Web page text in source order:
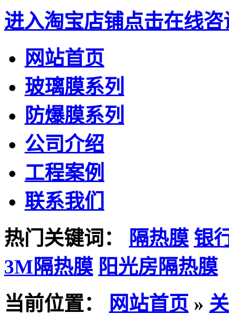
进入淘宝店铺点击在线咨
网站首页
玻璃膜系列
防爆膜系列
公司介绍
工程案例
联系我们
热门关键词：
隔热膜 银
3M隔热膜 阳光房隔热膜
当前位置：
网站首页 »